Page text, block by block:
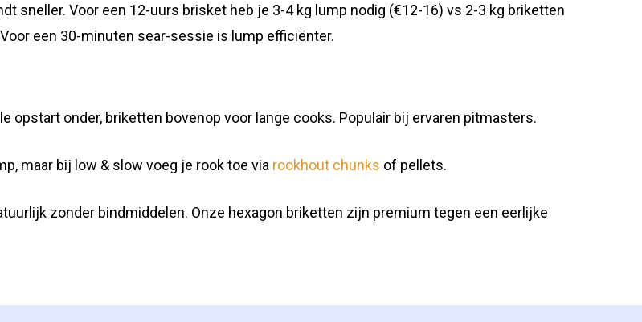
sneller. Voor een 12-uurs brisket heb je 3-4 kg lump nodig (€12-16) vs 2-3 kg briketten
een 30-minuten sear-sessie is lump efficiënter.
opstart onder, briketten bovenop voor lange cooks. Populair bij ervaren pitmasters.
maar bij low & slow voeg je rook toe via rookhout chunks of pellets.
zonder bindmiddelen. Onze hexagon briketten zijn premium tegen een eerlijke